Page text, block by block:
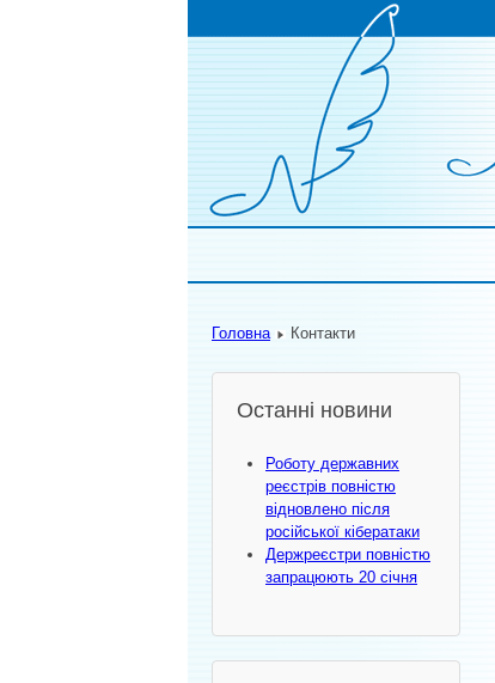
Головна Контакти
Останні новини
Роботу державних
реєстрів повністю
відновлено після
російської кібератаки
Держреєстри повністю
запрацюють 20 січня